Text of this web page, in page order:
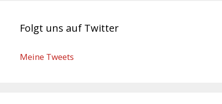
Folgt uns auf Twitter
Meine Tweets